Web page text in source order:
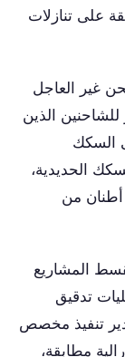
على تنازلات
غير العاجل
الذين
السكك
الحديدية،
أطنان من
المشاريع
تدقيق
تنفيذ مخصص
مطابقة،